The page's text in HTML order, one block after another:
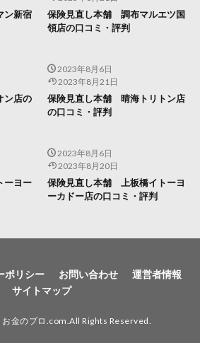
ン新宿
保険見直し本舗 調布マルエツ国
領店の口コミ・評判
ン店の
2023年8月6日
2023年8月21日
保険見直し本舗 晴海トリトン店
の口コミ・評判
ーヨー
2023年8月6日
2023年8月20日
保険見直し本舗 上板橋イトーヨ
ーカドー店の口コミ・評判
ポリシー お問い合わせ
運営者情報
サイトマップ
金のプロ.com.All Rights Reserved.